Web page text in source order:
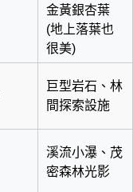
金黃銀杏葉
(地上落葉也
很美)
巨型岩石、林
間探索設施
溪流小瀑、茂
密森林光影